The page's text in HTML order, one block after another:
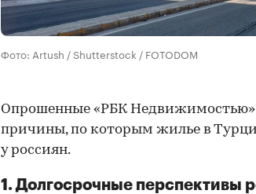
Фото: Artush / Shutterstock / FOTODOM
Опрошенные «РБК Недвижимостью»
причины, по которым жилье в
у россиян.
1. Долгосрочные перспективы